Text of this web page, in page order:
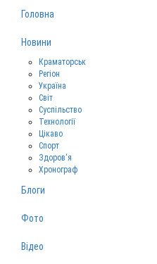
Головна
Новини
Краматорськ
Регіон
Україна
Світ
Суспільство
Технології
Цікаво
Спорт
Здоров‘я
Хронограф
Блоги
Фото
Відео